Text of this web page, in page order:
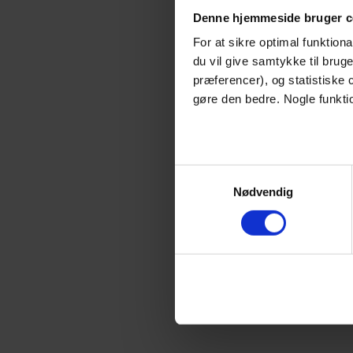
Denne hjemmeside bruger
For at sikre optimal
du vil give samtykke til
præferencer), og statistiske
gøre den bedre. Nogle
Nødvendig